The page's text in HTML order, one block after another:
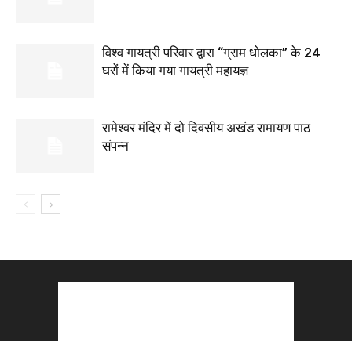
विश्व गायत्री परिवार द्वारा “ग्राम धोलका” के 24
घरों में किया गया गायत्री महायज्ञ
रामेश्वर मंदिर में दो दिवसीय अखंड रामायण पाठ
संपन्न